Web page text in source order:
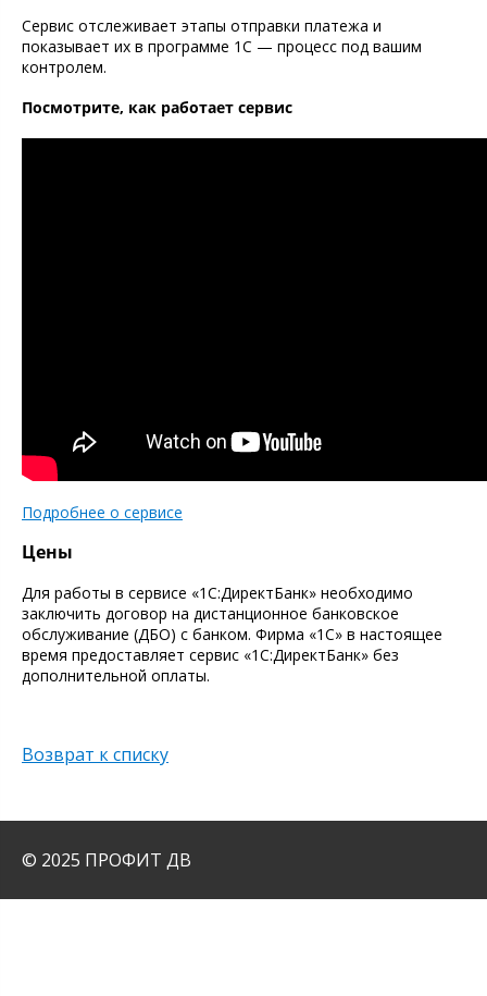
Сервис отслеживает этапы отправки платежа и
показывает их в программе 1С — процесс под вашим
контролем.
Посмотрите, как работает сервис
Подробнее о сервисе
Цены
Для работы в сервисе «1С:ДиректБанк» необходимо
заключить договор на дистанционное банковское
обслуживание (ДБО) с банком. Фирма «1С» в настоящее
время предоставляет сервис «1С:ДиректБанк» без
дополнительной оплаты.
Возврат к списку
© 2025 ПРОФИТ ДВ